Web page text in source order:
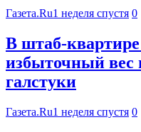
Газета.Ru1 неделя спустя 0
В штаб-
избыточный вес
галстуки
Газета.Ru1 неделя спустя 0